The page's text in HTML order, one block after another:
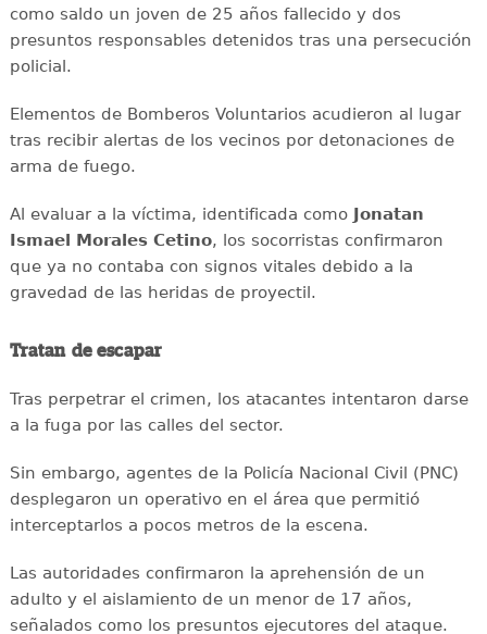
como saldo un joven de 25 años fallecido y dos
presuntos responsables detenidos tras una persecución
policial.
Elementos de Bomberos Voluntarios acudieron al lugar
tras recibir alertas de los vecinos por detonaciones de
arma de fuego.
Al evaluar a la víctima, identificada como
Jonatan
Ismael Morales Cetino, los socorristas confirmaron
que ya no contaba con signos vitales debido a la
gravedad de las heridas de proyectil.
Tratan de escapar
Tras perpetrar el crimen, los atacantes intentaron darse
a la fuga por las calles del sector.
Sin embargo, agentes de la Policía Nacional Civil (PNC)
desplegaron un operativo en el área que permitió
interceptarlos a pocos metros de la escena.
Las autoridades confirmaron la aprehensión de un
adulto y el aislamiento de un menor de 17 años,
señalados como los presuntos ejecutores del ataque.